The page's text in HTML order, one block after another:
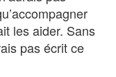
les aider. Sans
pas écrit ce